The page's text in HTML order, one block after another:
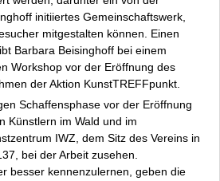
initiiertes Gemeinschaftswerk,
mitgestalten können. Einen
Barbara Beisinghoff bei einem
Workshop vor der Eröffnung des
der Aktion KunstTREFFpunkt
Schaffensphase vor der Eröffnung
Künstlern im Wald und im
IWZ, dem Sitz des Vereins in
bei der Arbeit zusehen.
besser kennenzulernen, geben die